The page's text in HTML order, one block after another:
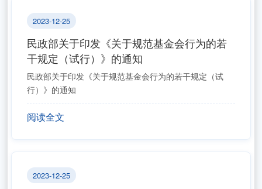
2023-12-25
民政部关于印发《关于规范基金会行为的若
干规定（试行）》的通知
民政部关于印发《关于规范基金会行为的若干规定（试
行）》的通知
阅读全文
2023-12-25